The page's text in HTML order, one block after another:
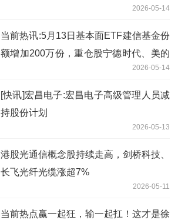
2026-05-14
当前热讯:5月13日基本面ETF建信基金份
额增加200万份，重仓股宁德时代、美的
2026-05-14
[快讯]宏昌电子:宏昌电子高级管理人员减
持股份计划
2026-05-13
港股光通信概念股持续走高，剑桥科技、
长飞光纤光缆涨超7%
2026-05-11
当前热点赢一起狂，输一起扛！这才是徐